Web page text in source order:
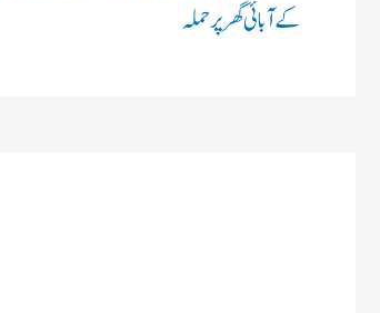
کے آبائی گھر پر حملہ